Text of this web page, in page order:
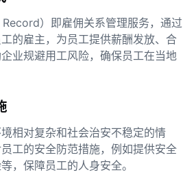
）即雇佣关系管理服务，通过
的雇主，为员工提供薪酬发放、合
业规避用工风险，确保员工在当地
相对复杂和社会治安不稳定的情
工的安全防范措施，例如提供安全
，保障员工的人身安全。